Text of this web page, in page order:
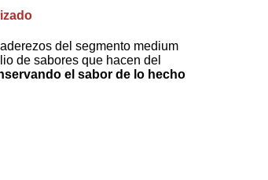
del segmento medium
de sabores que hacen del
el sabor de lo hecho